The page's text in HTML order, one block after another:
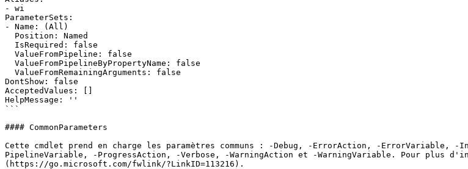
- wi
ParameterSets:
- Name: (All)
DontShow: false
AcceptedValues: []
HelpMessage: ''
```
#### CommonParameters
Cette cmdlet prend en charge les paramètres communs : -Debug, -ErrorAction, -
PipelineVariable, -ProgressAction, -Verbose, -WarningAction et -WarningVariable. Pour plus
(https://go.microsoft.com/fwlink/?LinkID=113216).